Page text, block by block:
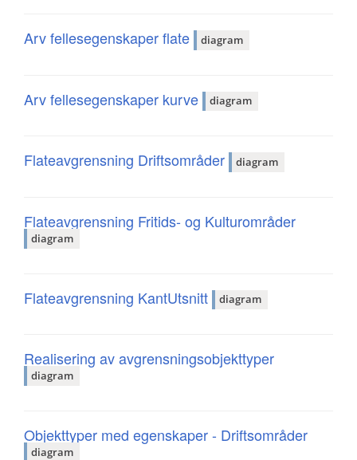
Arv fellesegenskaper flate diagram
Arv fellesegenskaper kurve diagram
Flateavgrensning Driftsområder diagram
Flateavgrensning Fritids- og Kulturområder
diagram
Flateavgrensning KantUtsnitt diagram
Realisering av avgrensningsobjekttyper
diagram
Objekttyper med egenskaper - Driftsområder
diagram